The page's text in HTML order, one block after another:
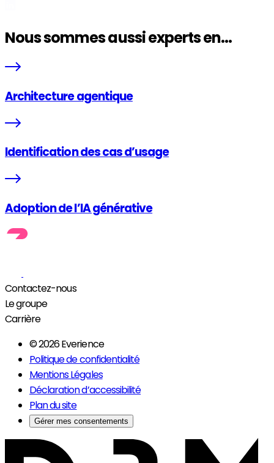
Nous sommes aussi experts en...
Architecture agentique
Identification des cas d’usage
Adoption de l’IA générative
Contactez-nous
Le groupe
Carrière
© 2026 Everience
Politique de confidentialité
Mentions Légales
Déclaration d’accessibilité
Plan du site
Gérer mes consentements